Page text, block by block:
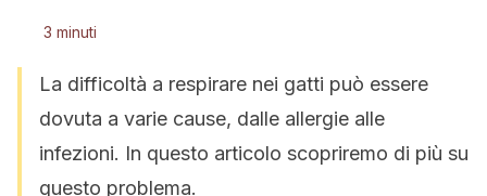
3 minuti
La difficoltà a respirare nei gatti può essere
dovuta a varie cause, dalle allergie alle
infezioni. In questo articolo scopriremo di più su
questo problema.